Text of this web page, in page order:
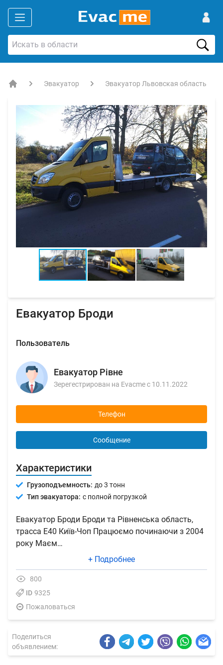
Эвакуатор Эвакуатор Львовская область
Евакуатор Броди
Пользователь
Евакуатор Рівне
Зерегестрирован на Evacme с 10.11.2022
Телефон
Сообщение
Характеристики
Грузоподъемность: до 3 тонн
Тип эвакуатора: с полной погрузкой
Евакуатор Броди Броди та Рівненська область,
трасса Е40 Київ-Чоп Працюємо починаючи з 2004
року Маєм…
+ Подробнее
800
ID 9325
Пожаловаться
Поделиться
объявлением: